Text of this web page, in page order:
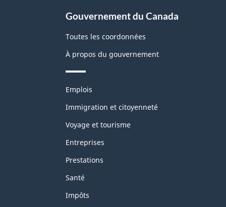
Gouvernement du Canada
Toutes les coordonnées
À propos du gouvernement
Thèmes
sujets
Emplois
Immigration et citoyenneté
Voyage et tourisme
Entreprises
Prestations
Santé
Impôts